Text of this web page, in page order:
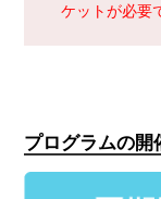
ケットが必要
プログラムの開